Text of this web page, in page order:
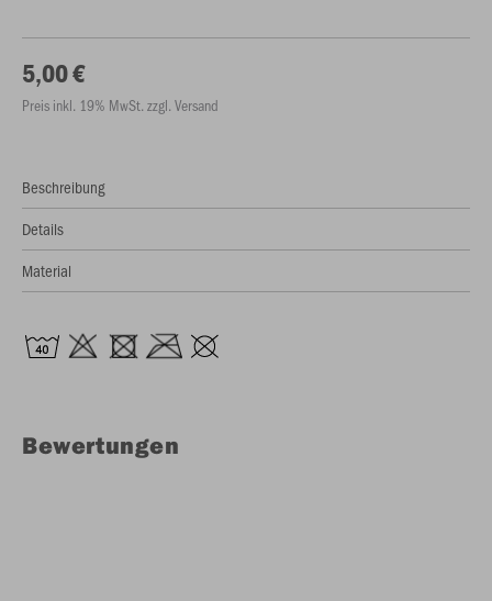
5,00 €
Preis inkl. 19% MwSt. zzgl. Versand
Beschreibung
Details
Material
Bewertungen